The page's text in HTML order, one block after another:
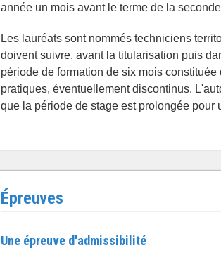
année un mois avant le terme de la
Les lauréats sont nommés techniciens
doivent suivre, avant la titularisation puis
période de formation de six mois
pratiques, éventuellement discontinus.
que la période de stage est prolongée pour
Épreuves
Une épreuve d'admissibilité